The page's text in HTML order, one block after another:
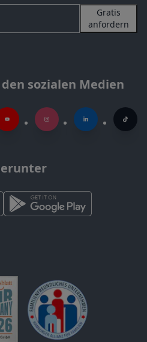
Gratis
anfordern
sozialen Medien